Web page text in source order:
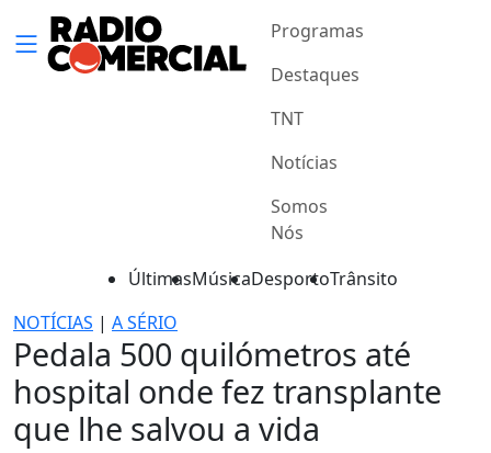
Programas
Destaques
TNT
Notícias
Somos
Nós
ÚltimasMúsicaDesportoTrânsito
NOTÍCIAS | A SÉRIO
Pedala 500 quilómetros até
hospital onde fez transplante
que lhe salvou a vida